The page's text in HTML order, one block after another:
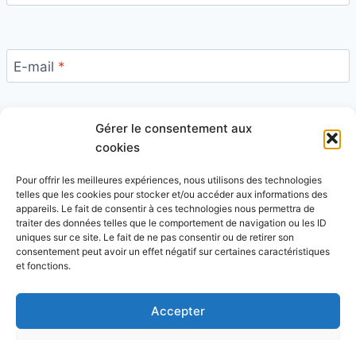
Gérer le consentement aux
cookies
Pour offrir les meilleures expériences, nous utilisons des technologies
telles que les cookies pour stocker et/ou accéder aux informations des
appareils. Le fait de consentir à ces technologies nous permettra de
traiter des données telles que le comportement de navigation ou les ID
uniques sur ce site. Le fait de ne pas consentir ou de retirer son
consentement peut avoir un effet négatif sur certaines caractéristiques
et fonctions.
Accepter
E-mail *
Ce site utilise Akismet pour réduire les indésirables.
En savoir plus sur la façon dont les données de vos